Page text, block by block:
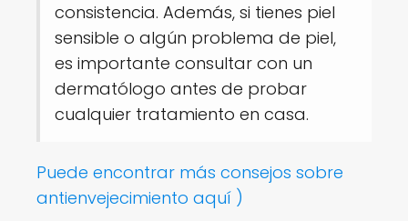
consistencia. Además, si tienes piel
sensible o algún problema de piel,
es importante consultar con un
dermatólogo antes de probar
cualquier tratamiento en casa.
Puede encontrar más consejos sobre
antienvejecimiento aquí )